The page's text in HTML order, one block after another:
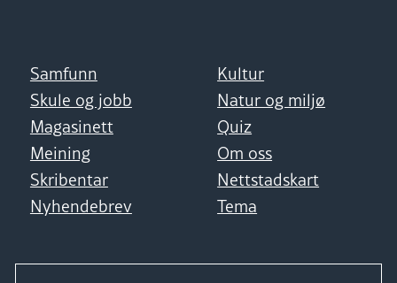
Samfunn
Kultur
Skule og jobb
Natur og miljø
Magasinett
Quiz
Meining
Om oss
Skribentar
Nettstadskart
Nyhendebrev
Tema